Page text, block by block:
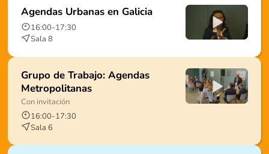
Agendas Urbanas en Galicia
16:00-17:30
Sala 8
Grupo de Trabajo: Agendas
Metropolitanas
Con invitación
16:00-17:30
Sala 6